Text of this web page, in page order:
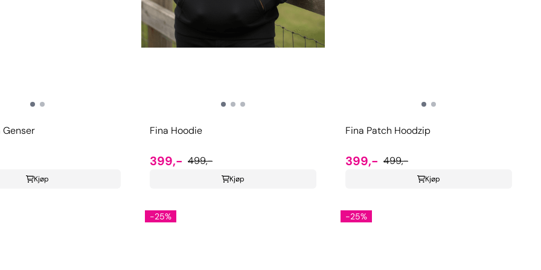
Genser
Kjøp
Fina Hoodie
399,- 499,-
Kjøp
Fina Patch Hoodzip
399,- 499,-
Kjøp
-25% -25%